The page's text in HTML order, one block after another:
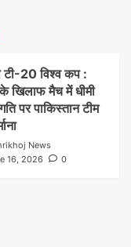
टी-20 विश्व कप :
खिलाफ मैच में धीमी
पर पाकिस्तान टीम
News
16, 2026
0